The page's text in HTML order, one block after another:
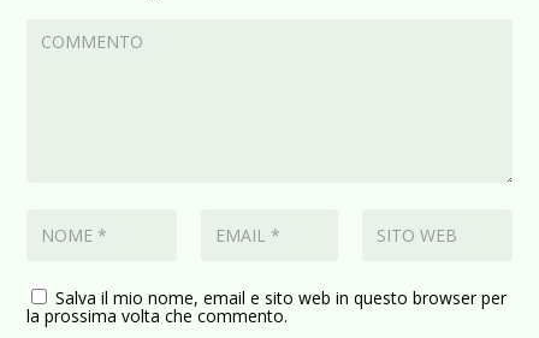
Salva il mio nome, email e sito web in questo browser per
la prossima volta che commento.